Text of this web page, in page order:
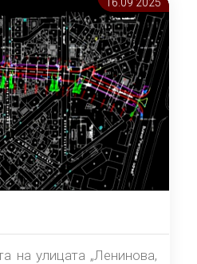
на улицата „Ленинова,